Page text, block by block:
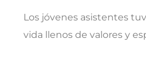
Los jóvenes asistentes
vida llenos de valores y